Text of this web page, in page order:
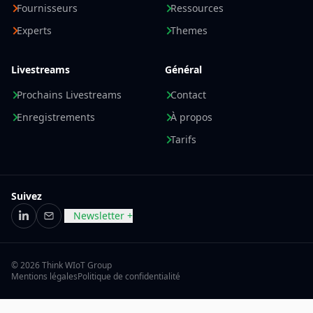
Fournisseurs
Experts
Ressources
Themes
Livestreams
Prochains Livestreams
Enregistrements
Général
Contact
À propos
Tarifs
Suivez
LinkedIn
E-mailNewsletter +
© 2026 Think WIoT Group
Mentions légalesPolitique de confidentialité